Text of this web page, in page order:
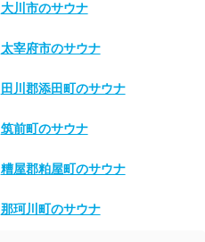
大川市のサウナ
太宰府市のサウナ
田川郡添田町のサウナ
筑前町のサウナ
糟屋郡粕屋町のサウナ
那珂川町のサウナ